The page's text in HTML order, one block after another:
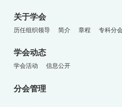
关于学会
历任组织领导 简介 章程 专科分
学会动态
学会活动 信息公开
分会管理